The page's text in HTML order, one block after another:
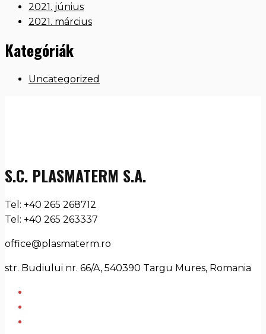
2021. június
2021. március
Kategóriák
Uncategorized
S.C. PLASMATERM S.A.
Tel: +40 265 268712
Tel: +40 265 263337
office@plasmaterm.ro
str. Budiului nr. 66/A, 540390 Targu Mures, Romania